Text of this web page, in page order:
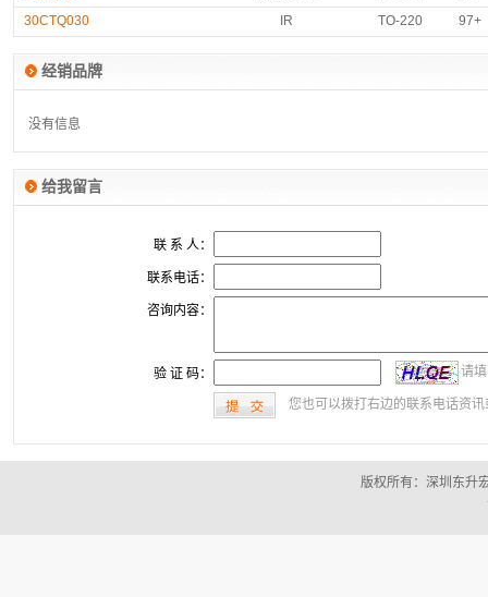
30CTQ030
IR TO-220 97+
经销品牌
没有信息没有信息
给我留言
联 系 人：
联系电话：
咨询内容：
验 证 码： 请填
您也可以拨打右边的联系电话资
版权所有：深圳东升